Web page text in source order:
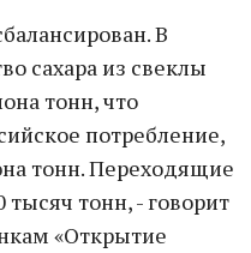
В
сахара из свеклы
тонн, что
потребление,
тонн. Переходящие
тысяч тонн, - говорит
«Открытие